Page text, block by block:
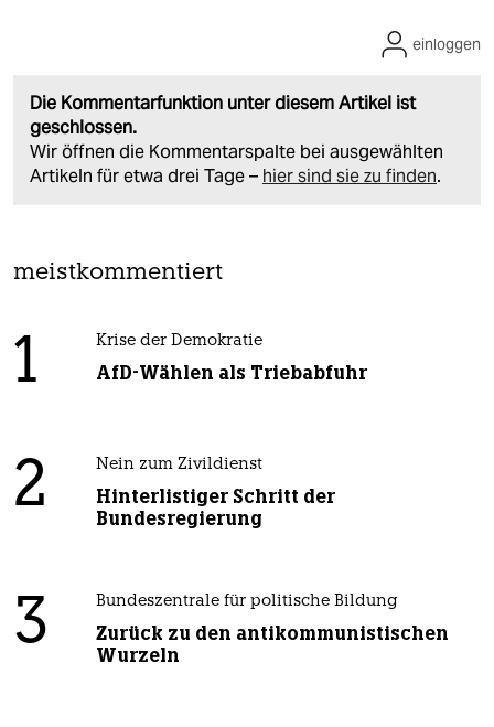
Die Kommentarfunktion unter diesem Artikel ist
geschlossen.
Wir öffnen die Kommentarspalte bei ausgewählten
Artikeln für etwa drei Tage – hier sind sie zu finden.
einloggen
meistkommentiert
1 Krise der Demokratie
AfD-Wählen als Triebabfuhr
2 Nein zum Zivildienst
Hinterlistiger Schritt der
Bundesregierung
3 Bundeszentrale für politische Bildung
Zurück zu den antikommunistischen
Wurzeln